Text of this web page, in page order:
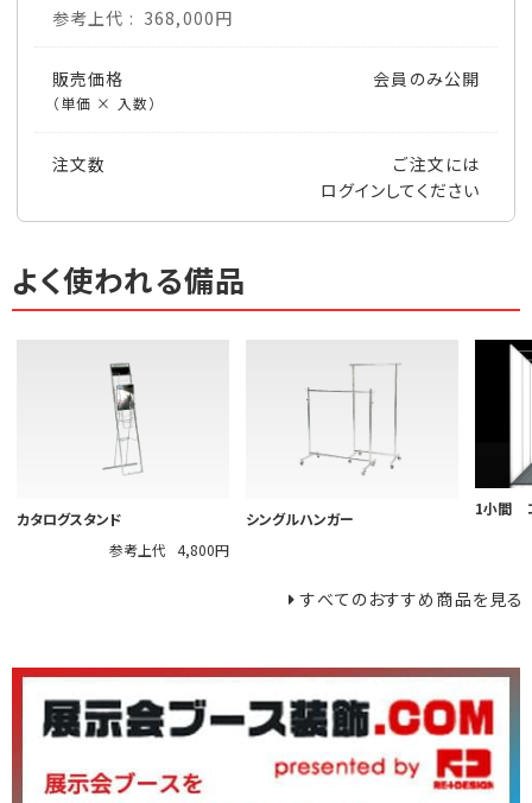
参考上代
368,000円
販売価格
（単価 × 入数）
会員のみ公開
注文数
ご注文には
ログインしてください
よく使われる備品
カタログスタンド
参考上代 4,800円
シングルハンガー
1小間
すべてのおすすめ商品を見る